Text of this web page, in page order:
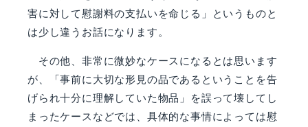
害に対して慰謝料の支払いを命じる」というものと
は少し違うお話になります。
その他、非常に微妙なケースになるとは思います
が、「事前に大切な形見の品であるということを告
げられ十分に理解していた物品」を誤って壊してし
まったケースなどでは、具体的な事情によっては慰